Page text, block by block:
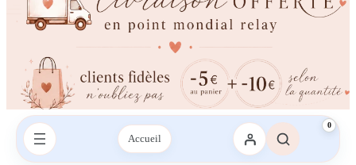
Accueil
0